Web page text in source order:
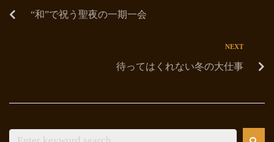
“和”で祝う聖夜の一期一会
NEXT
待ってはくれない冬の大仕事